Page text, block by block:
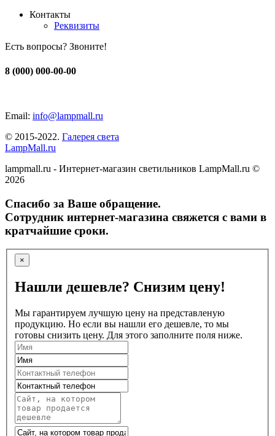
Контакты
Реквизиты
Есть вопросы? Звоните!
8 (000) 000-00-00
Email: info@lampmall.ru
© 2015-2022. Галерея света
LampMall.ru
lampmall.ru - Интернет-магазин светильников LampMall.ru ©
2026
Спасибо за Ваше обращение.
Сотрудник интернет-магазина свяжется с вами в
кратчайшие сроки.
×
Нашли дешевле? Снизим цену!
Мы гарантируем лучшую цену на представленую
продукцию. Но если вы нашли его дешевле, то мы
готовы снизить цену. Для этого заполните поля ниже.